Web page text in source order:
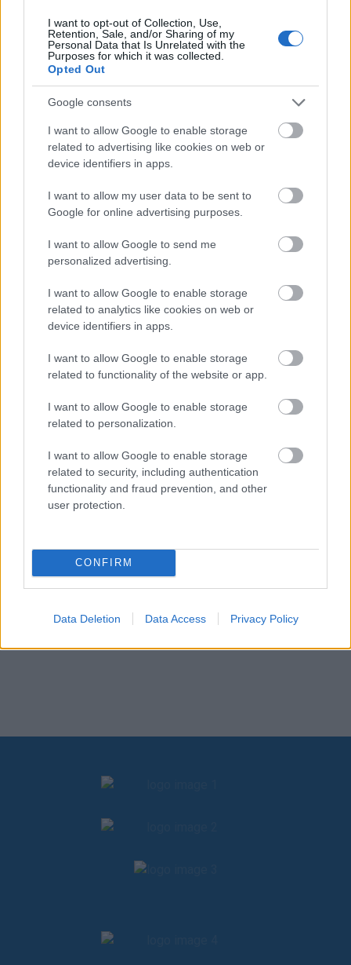
I want to opt-out of Collection, Use,
Retention, Sale, and/or Sharing of my
Personal Data that Is Unrelated with the
Purposes for which it was collected.
Opted Out
Google consents
I want to allow Google to enable storage
related to advertising like cookies on web or
device identifiers in apps.
I want to allow my user data to be sent to
Google for online advertising purposes.
I want to allow Google to send me
personalized advertising.
I want to allow Google to enable storage
related to analytics like cookies on web or
device identifiers in apps.
I want to allow Google to enable storage
related to functionality of the website or app.
I want to allow Google to enable storage
related to personalization.
I want to allow Google to enable storage
related to security, including authentication
functionality and fraud prevention, and other
user protection.
CONFIRM
Data Deletion Data Access Privacy Policy
πυρκαγιά που «θέρισε» ολόκληρη τη βόρεια Εύβοια
στις αρχές του Αυγούστου, μαζί και το μικρό χωριό της
Κοκκινομηλιάς, το ορεινότερο της Εύβοιας. Η φωτιά
δεν άφησε τίποτα όρθιο, εκτός από τους τέσσερις
τοίχους. Τα αποκαΐδια της στέγης, τούβλα, κεραμίδια
και λαμαρίνες ριγμένα στο πάτωμα σκέπασαν τα
μωσαϊκά, το τέμπλο και η εικόνα των Ταξιαρχών
κάηκαν, τα ιερά κειμήλια έγιναν στάχτη. Κάηκαν τα
χωρικών σε αυτή την εκκλησία, οι ύμνοι των
μυστηρίων, οι χοροί στο προαύλιο στα πανηγύρια.
Το τριήμερο 10 - 11 - 12 Σεπτεμβρίου, Πρόσκοποι μέλη
της αποστολής προσφοράς εργασίας στη Βόρειο
Εύβοια υλοποίησαν εργασίες καθαρισμού και
ιδιαίτερη συγκίνηση για την ιστορικότητα και την
περιγράφεται με λόγια και μόνο οι εικόνες μπορούν να
μεταφέρουν τι αντικρύσαμε και ποιο το αποτέλεσμα
Τα λόγια των κατοίκων, στους οποίους ευχόμαστε ο
Θεός να τους βοηθήσει και σύντομα να